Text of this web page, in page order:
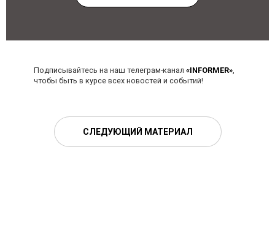
Подписывайтесь на наш телеграм-канал «INFORMER»,
чтобы быть в курсе всех новостей и событий!
СЛЕДУЮЩИЙ МАТЕРИАЛ